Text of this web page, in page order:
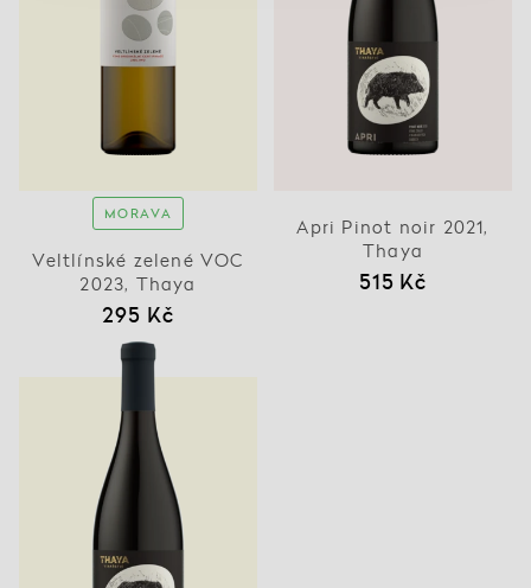
MORAVA
Veltlínské zelené VOC
2023, Thaya
295 Kč
Apri Pinot noir 2021,
Thaya
515 Kč